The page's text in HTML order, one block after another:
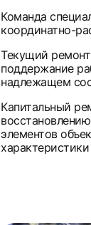
Команда
координатно-
Текущий
поддержание
надлежащем
Капитальный
элементов